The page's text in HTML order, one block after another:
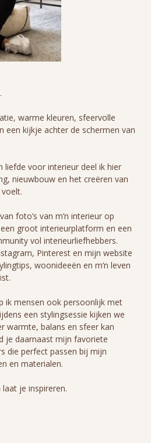
warme kleuren, sfeervolle
een kijkje achter de schermen van
liefde voor interieur deel ik hier
nieuwbouw en het creëren van
foto’s van m’n interieur op
groot interieurplatform en een
vol interieurliefhebbers.
Pinterest en mijn website
woonideeën en m’n leven
ik mensen ook persoonlijk met
een stylingsessie kijken we
warmte, balans en sfeer kan
je daarnaast mijn favoriete
die perfect passen bij mijn
en materialen.
je inspireren.